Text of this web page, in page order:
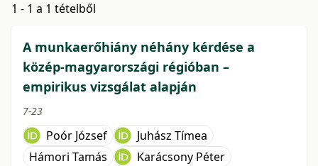
1 - 1 a 1 tételből
A munkaerőhiány néhány kérdése a
közép-magyarországi régióban –
empirikus vizsgálat alapján
7-23
Poór József
Juhász Tímea
Hámori Tamás
Karácsony Péter